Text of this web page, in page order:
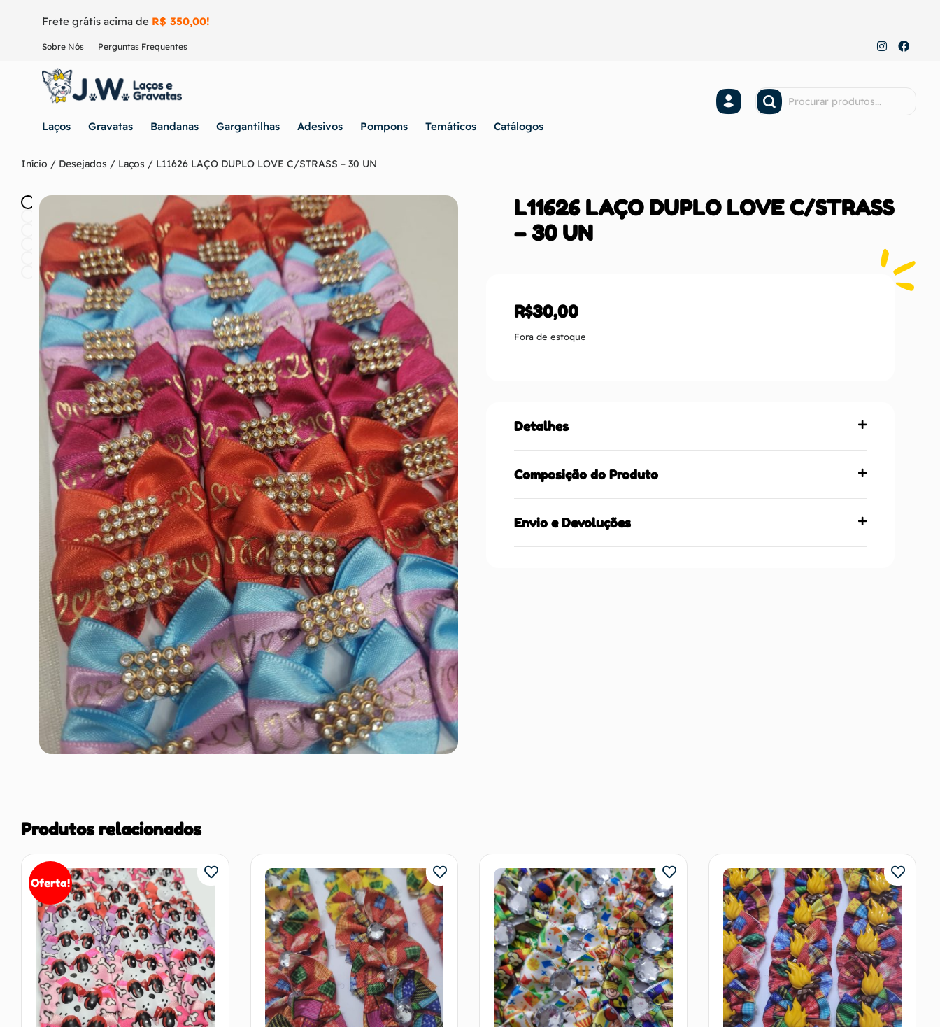
Frete grátis acima de R$ 350,00!
Sobre Nós Perguntas Frequentes
Laços Gravatas Bandanas Gargantilhas Adesivos Pompons Temáticos Catálogos
Início / Desejados / Laços / L11626 LAÇO DUPLO LOVE C/STRASS – 30 UN
L11626 LAÇO DUPLO LOVE C/STRASS
– 30 UN
R$30,00
Fora de estoque
Detalhes
Composição do Produto
Envio e Devoluções
Produtos relacionados
Oferta!